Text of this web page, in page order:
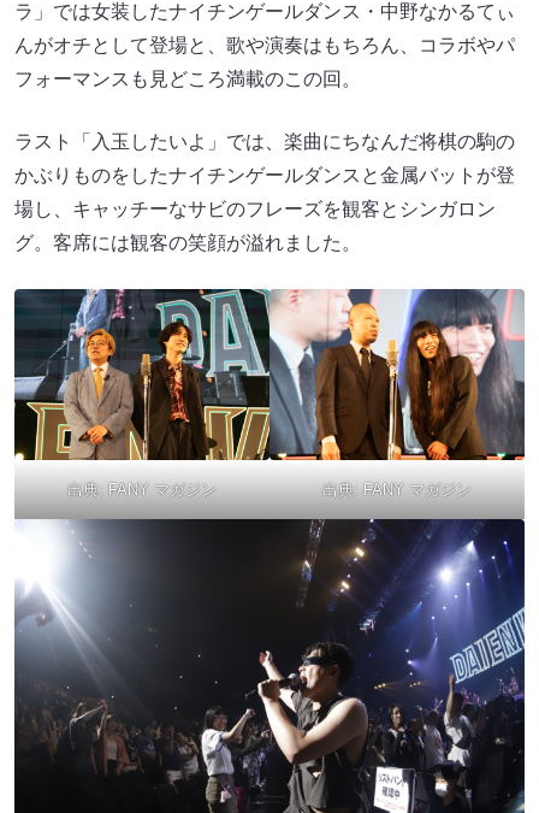
ラ」では女装したナイチンゲールダンス・中野なかるてぃ
んがオチとして登場と、歌や演奏はもちろん、コラボやパ
フォーマンスも見どころ満載のこの回。
ラスト「入玉したいよ」では、楽曲にちなんだ将棋の駒の
かぶりものをしたナイチンゲールダンスと金属バットが登
場し、キャッチーなサビのフレーズを観客とシンガロン
グ。客席には観客の笑顔が溢れました。
出典: FANY マガジン 出典: FANY マガジン